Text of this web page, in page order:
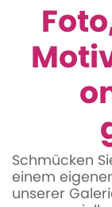
Schmücken
einem
unserer